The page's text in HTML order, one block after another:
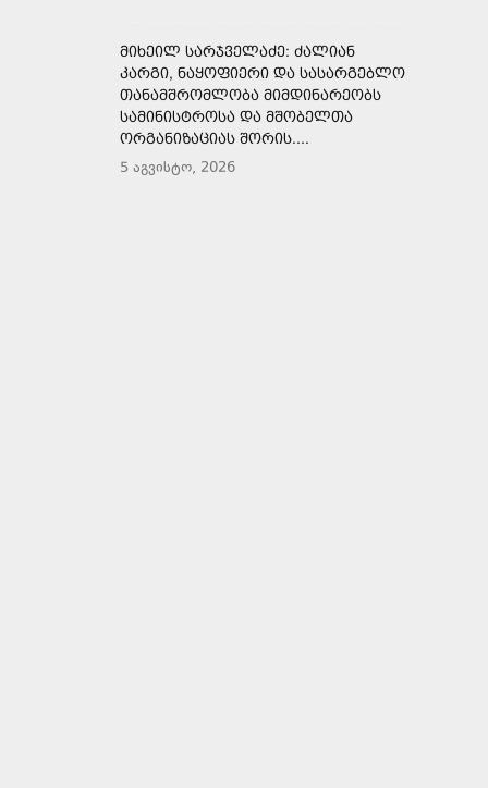
ᲛᲘᲮᲔᲘᲚ ᲡᲐᲠᲯᲕᲔᲚᲐᲫᲔ: ᲫᲐᲚᲘᲐᲜ
ᲙᲐᲠᲒᲘ, ᲜᲐᲧᲝᲤᲘᲔᲠᲘ ᲓᲐ ᲡᲐᲡᲐᲠᲒᲔᲑᲚᲝ
ᲗᲐᲜᲐᲛᲨᲠᲝᲛᲚᲝᲑᲐ ᲛᲘᲛᲓᲘᲜᲐᲠᲔᲝᲑᲡ
ᲡᲐᲛᲘᲜᲘᲡᲢᲠᲝᲡᲐ ᲓᲐ ᲛᲨᲝᲑᲔᲚᲗᲐ
ᲝᲠᲒᲐᲜᲘᲖᲐᲪᲘᲐᲡ ᲨᲝᲠᲘᲡ....
5 აგვისტო, 2026